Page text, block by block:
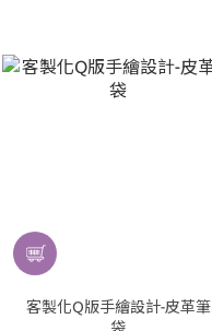
客製化Q版手繪設計-皮革筆